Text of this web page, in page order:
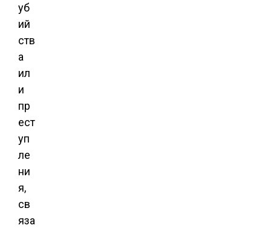
уб
ий
ств
а
ил
и
пр
ест
уп
ле
ни
я,
св
яза